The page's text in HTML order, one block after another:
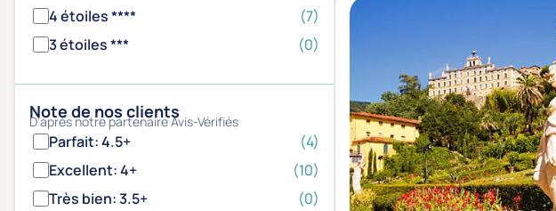
4 étoiles ****
(7)
3 étoiles ***
(0)
Note de nos clients
D'après notre partenaire Avis-Vérifiés
Parfait: 4.5+
(4)
Excellent: 4+
(10)
Très bien: 3.5+
(0)